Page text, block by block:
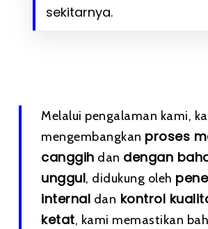
sekitarnya.
Melalui pengalaman kami,
mengembangkan proses
canggih dan dengan
unggul, didukung oleh
internal dan kontrol
ketat, kami memastikan